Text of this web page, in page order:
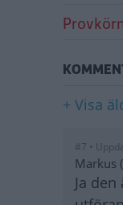
+ Visa
#7 •
Markus
Ja